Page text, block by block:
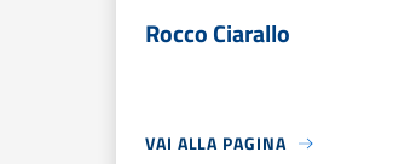
Rocco Ciarallo
VAI ALLA PAGINA